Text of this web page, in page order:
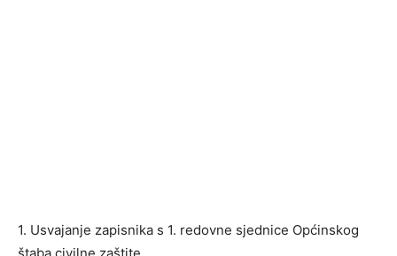
1. Usvajanje zapisnika s 1. redovne sjednice Općinskog